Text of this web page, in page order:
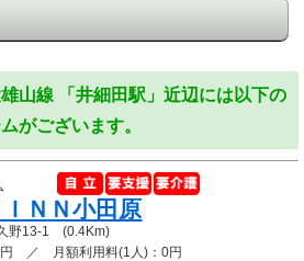
山線 「井細田駅」近辺には以下の
がございます。
ＮＮ小田原
野13-1 (0.4Km)
円 ／ 月額利用料(1人)：0円